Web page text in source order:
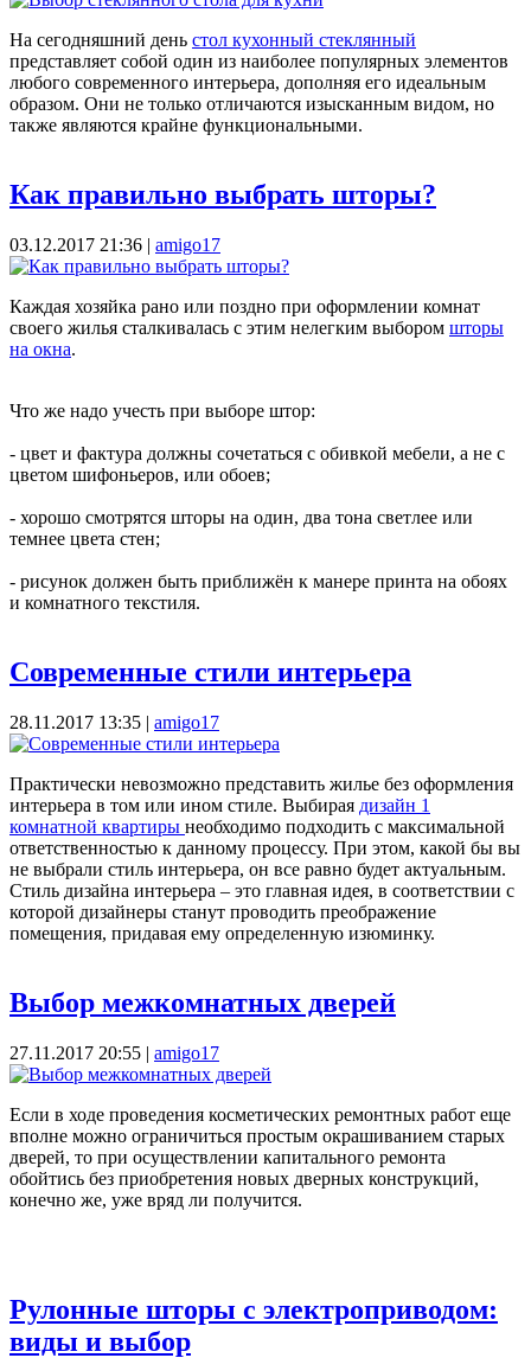
На сегодняшний день стол кухонный стеклянный
представляет собой один из наиболее популярных элементов
любого современного интерьера, дополняя его идеальным
образом. Они не только отличаются изысканным видом, но
также являются крайне функциональными.
Как правильно выбрать шторы?
03.12.2017 21:36 | amigo17
Каждая хозяйка рано или поздно при оформлении комнат
своего жилья сталкивалась с этим нелегким выбором шторы
на окна.
Что же надо учесть при выборе штор:
- цвет и фактура должны сочетаться с обивкой мебели, а не с
цветом шифоньеров, или обоев;
- хорошо смотрятся шторы на один, два тона светлее или
темнее цвета стен;
- рисунок должен быть приближён к манере принта на обоях
и комнатного текстиля.
Современные стили интерьера
28.11.2017 13:35 | amigo17
Практически невозможно представить жилье без оформления
интерьера в том или ином стиле. Выбирая дизайн 1
комнатной квартиры необходимо подходить с максимальной
ответственностью к данному процессу. При этом, какой бы вы
не выбрали стиль интерьера, он все равно будет актуальным.
Стиль дизайна интерьера – это главная идея, в соответствии с
которой дизайнеры станут проводить преображение
помещения, придавая ему определенную изюминку.
Выбор межкомнатных дверей
27.11.2017 20:55 | amigo17
Если в ходе проведения косметических ремонтных работ еще
вполне можно ограничиться простым окрашиванием старых
дверей, то при осуществлении капитального ремонта
обойтись без приобретения новых дверных конструкций,
конечно же, уже вряд ли получится.
Рулонные шторы с электроприводом:
виды и выбор